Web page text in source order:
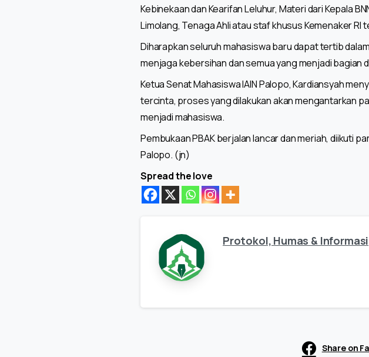
Kebinekaan dan Kearifan Leluhur, Materi dari Kepala
Limolang, Tenaga Ahli atau staf khusus Kemenaker
Diharapkan seluruh mahasiswa baru dapat tertib
menjaga kebersihan dan semua yang menjadi
Ketua Senat Mahasiswa IAIN Palopo, Kardiansyah
tercinta, proses yang dilakukan akan mengantarkan
menjadi mahasiswa.
Pembukaan PBAK berjalan lancar dan meriah, diikuti
Palopo. (jn)
Spread the love
Protokol, Humas & Informasi
Share on